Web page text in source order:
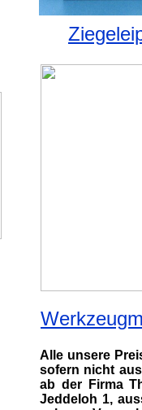
Alle unsere
sofern nicht
ab der Firma
Jeddeloh 1,